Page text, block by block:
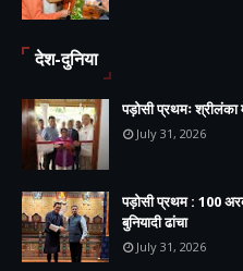
देश-दुनिया
पड़ोसी प्रथमः
July 31, 2026
पड़ोसी प्रथम : 100
बुनियादी ढांचा
July 31, 2026